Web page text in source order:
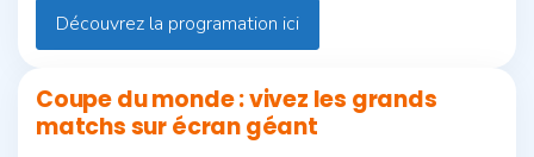
Découvrez la programation ici
Coupe du monde : vivez les grands
matchs sur écran géant